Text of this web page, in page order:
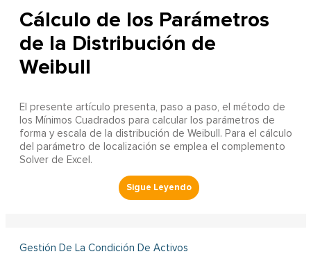
Cálculo de los Parámetros
de la Distribución de
Weibull
El presente artículo presenta, paso a paso, el método de
los Mínimos Cuadrados para calcular los parámetros de
forma y escala de la distribución de Weibull. Para el cálculo
del parámetro de localización se emplea el complemento
Solver de Excel.
Gestión De La Condición De Activos